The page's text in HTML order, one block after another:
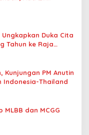
Duka Cita
Tahun ke Raja
PM Anutin
Indonesia-Thailand
MLBB dan MCGG